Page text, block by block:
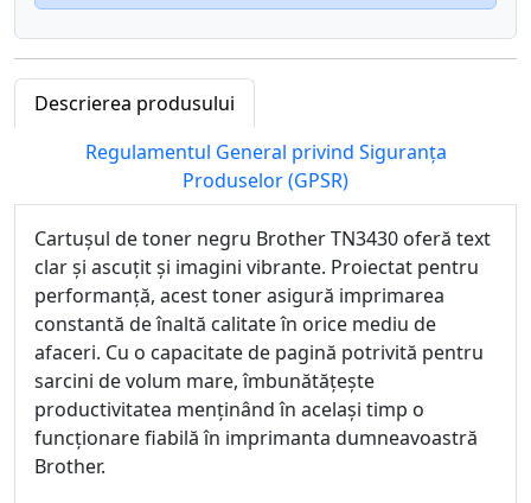
Descrierea produsului
Regulamentul General privind Siguranța
Produselor (GPSR)
Cartușul de toner negru Brother TN3430 oferă text
clar și ascuțit și imagini vibrante. Proiectat pentru
performanță, acest toner asigură imprimarea
constantă de înaltă calitate în orice mediu de
afaceri. Cu o capacitate de pagină potrivită pentru
sarcini de volum mare, îmbunătățește
productivitatea menținând în același timp o
funcționare fiabilă în imprimanta dumneavoastră
Brother.